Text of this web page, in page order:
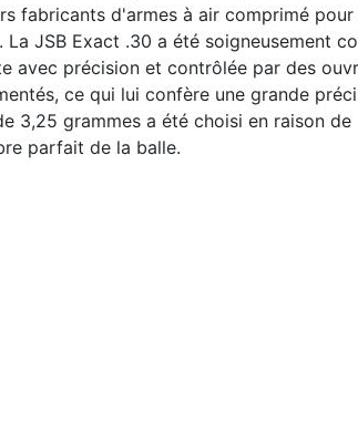
fabricants d'armes à air comprimé pour
La JSB Exact .30 a été soigneusement
avec précision et contrôlée par des
ce qui lui confère une grande
3,25 grammes a été choisi en raison de
parfait de la balle.